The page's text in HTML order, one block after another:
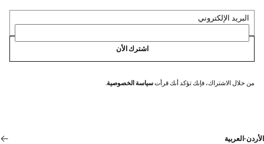
البريد الإلكتروني
اشترك الأن
من خلال الاشتراك، فإنك تؤكد أنك قرأتسياسة الخصوصية.
الأردن·العربية